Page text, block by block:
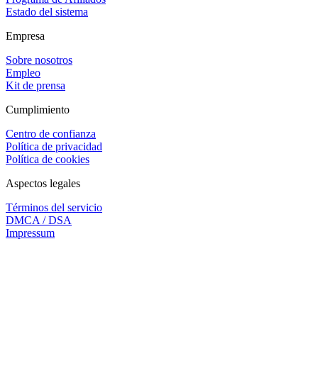
Estado del sistema
Empresa
Sobre nosotros
Empleo
Kit de prensa
Cumplimiento
Centro de confianza
Política de privacidad
Política de cookies
Aspectos legales
Términos del servicio
DMCA / DSA
Impressum